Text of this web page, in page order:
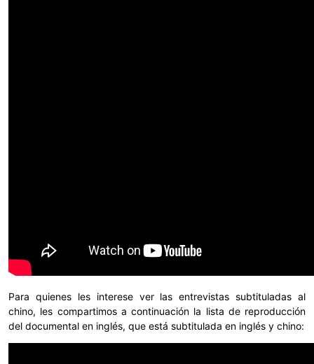
Para quienes les interese ver las entrevistas subtituladas al
chino, les compartimos a continuación la lista de reproducción
del documental en inglés, que está subtitulada en inglés y chino: